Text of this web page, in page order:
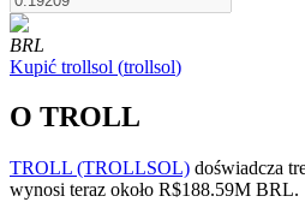
BRL
Kupić trollsol (trollsol)
O TROLL
TROLL (TROLLSOL) doświadcza
wynosi teraz około R$188.59M BRL.